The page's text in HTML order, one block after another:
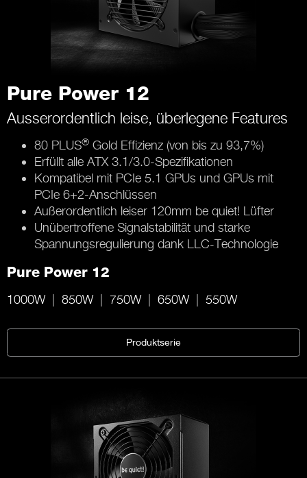
Pure Power 12
Ausserordentlich leise, überlegene Features
80 PLUS® Gold Effizienz (von bis zu 93,7%)
Erfüllt alle ATX 3.1/3.0-Spezifikationen
Kompatibel mit PCIe 5.1 GPUs und GPUs mit
PCIe 6+2-Anschlüssen
Außerordentlich leiser 120mm be quiet! Lüfter
Unübertroffene Signalstabilität und starke
Spannungsregulierung dank LLC-Technologie
Pure Power 12
1000W 850W 750W 650W 550W
Produktserie